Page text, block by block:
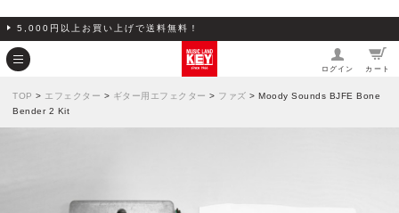
5,000円以上お買い上げで送料無料！
ログイン カート
TOP > エフェクター > ギター用エフェクター > ファズ > Moody Sounds BJFE Bone
Bender 2 Kit